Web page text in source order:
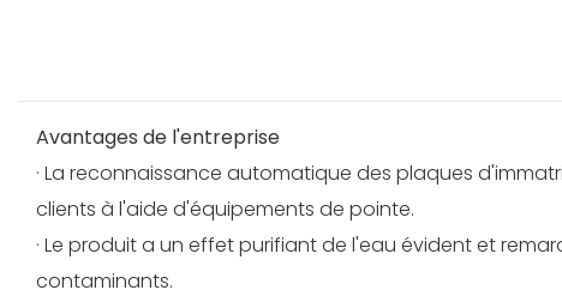
Avantages de l'entreprise
· La reconnaissance automatique des plaques
clients à l'aide d'équipements de pointe.
· Le produit a un effet purifiant de l'eau évident et
contaminants.